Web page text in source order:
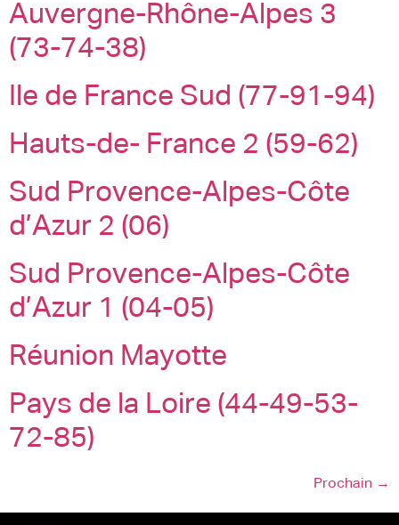
Auvergne-Rhône-Alpes 3
(73-74-38)
Ile de France Sud (77-91-94)
Hauts-de- France 2 (59-62)
Sud Provence-Alpes-Côte
d’Azur 2 (06)
Sud Provence-Alpes-Côte
d’Azur 1 (04-05)
Réunion Mayotte
Pays de la Loire (44-49-53-
72-85)
Prochain →